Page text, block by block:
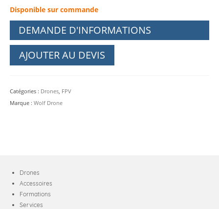
Disponible sur commande
DEMANDE D'INFORMATIONS
AJOUTER AU DEVIS
Catégories : Drones, FPV
Marque : Wolf Drone
Drones
Accessoires
Formations
Services